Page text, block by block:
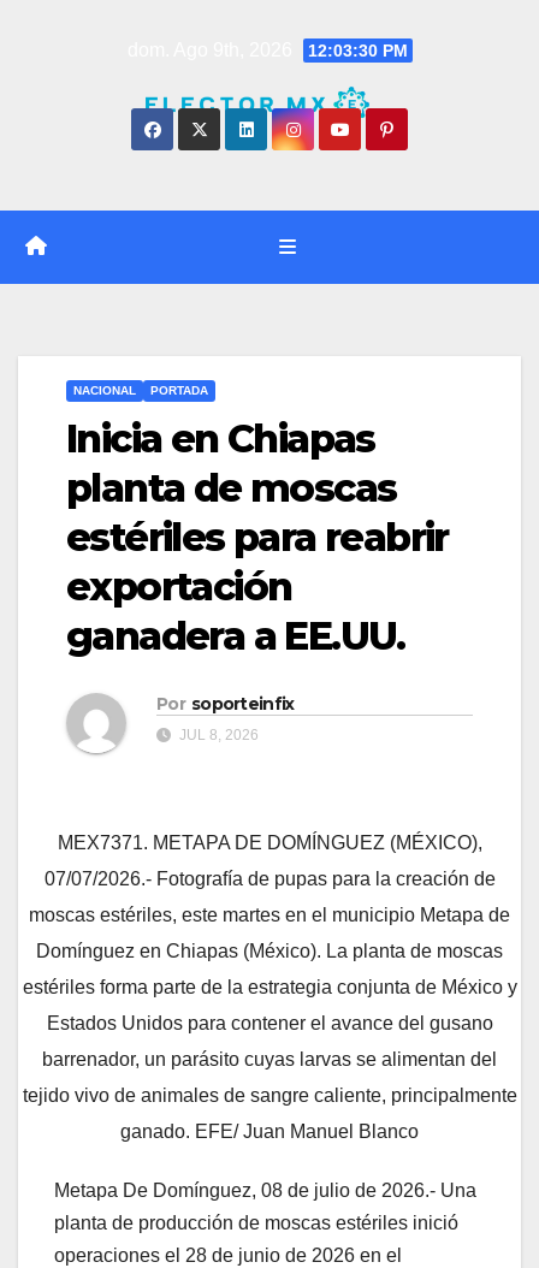
12:03:31 PM
NACIONAL PORTADA
Inicia en Chiapas
planta de moscas
estériles para reabrir
exportación
ganadera a EE.UU.
Por soporteinfix
JUL 8, 2026
MEX7371. METAPA DE DOMÍNGUEZ (MÉXICO),
07/07/2026.- Fotografía de pupas para la creación de
moscas estériles, este martes en el municipio Metapa de
Domínguez en Chiapas (México). La planta de moscas
estériles forma parte de la estrategia conjunta de México y
Estados Unidos para contener el avance del gusano
barrenador, un parásito cuyas larvas se alimentan del
tejido vivo de animales de sangre caliente, principalmente
ganado. EFE/ Juan Manuel Blanco
Metapa De Domínguez, 08 de julio de 2026.- Una
planta de producción de moscas estériles inició
operaciones el 28 de junio de 2026 en el